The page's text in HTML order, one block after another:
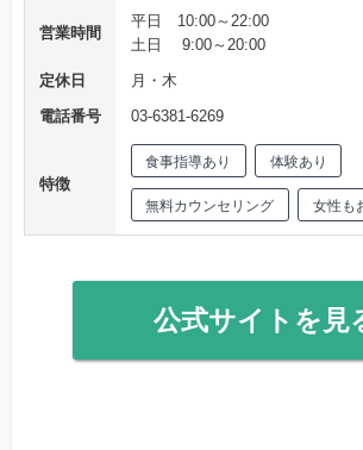
営業時間
平日 10:00～22:00
土日 9:00～20:00
定休日
月・木
電話番号
03‐6381‐6269
特徴
食事指導あり 体験あり
無料カウンセリング 女性も
公式サイトを見